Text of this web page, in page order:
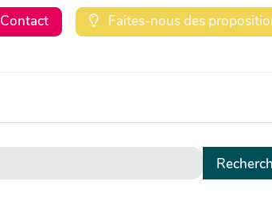
Contact
Faites-nous des